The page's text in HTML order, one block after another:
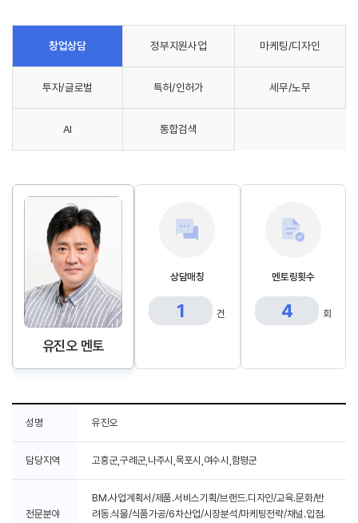
창업상담 정부지원사업 마케팅/디자인
투자/글로벌 특허/인허가 세무/노무
AI 통합검색
유진오 멘토
상담매칭
1 건
멘토링횟수
4 회
성명 유진오
담당지역 고흥군,구례군,나주시,목포시,여수시,함평군
전문분야
BM.사업계획서/제품.서비스기획/브랜드.디자인/교육.문화/반
려동.식물/식품가공/6차산업/시장분석/마케팅전략/채널.입점.